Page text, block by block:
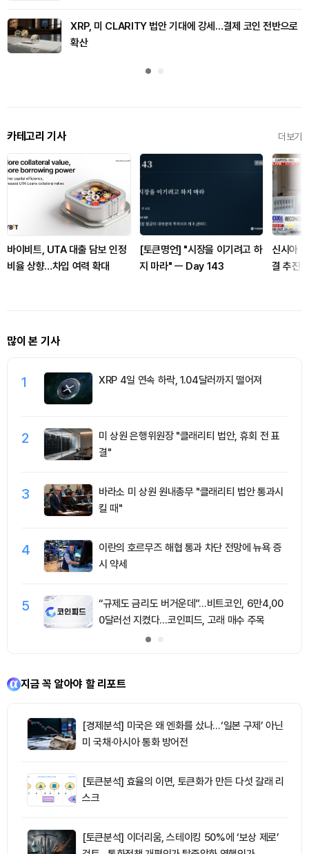
XRP, 미 CLARITY 법안 기대에 강세…결제 코인 전반으로
확산
카테고리 기사 더보기
바이비트, UTA 대출 담보 인정
비율 상향…차입 여력 확대
[토큰명언] "시장을 이기려고 하
지 마라" ㅡ Day 143
신시아
결 추진…
많이 본 기사
1 XRP 4일 연속 하락, 1.04달러까지 떨어져
2
미 상원 은행위원장 "클래리티 법안, 휴회 전 표
결"
3
바라소 미 상원 원내총무 "클래리티 법안 통과시
킬 때"
4
이란의 호르무즈 해협 통과 차단 전망에 뉴욕 증
시 약세
5
“규제도 금리도 버거운데”…비트코인, 6만4,00
0달러선 지켰다…코인피드, 고래 매수 주목
지금 꼭 알아야 할 리포트
[경제분석] 미국은 왜 엔화를 샀나…‘일본 구제’ 아닌
미 국채·아시아 통화 방어전
[토큰분석] 효율의 이면, 토큰화가 만든 다섯 갈래 리
스크
[토큰분석] 이더리움, 스테이킹 50%에 ‘보상 제로’